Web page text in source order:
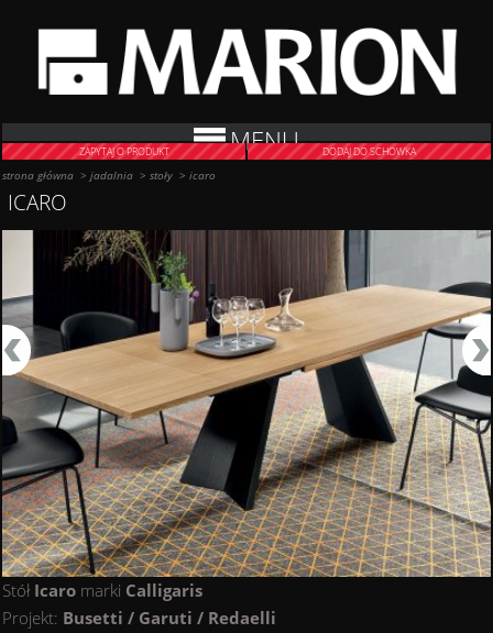
MENU
ZAPYTAJ O PRODUKT DODAJ DO SCHOWKA
strona główna >jadalnia >stoły >icaro
ICARO
Stół Icaro marki Calligaris
Projekt: Busetti / Garuti / Redaelli